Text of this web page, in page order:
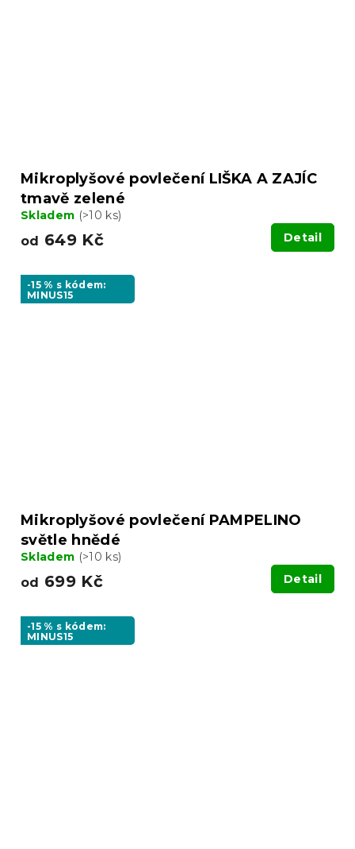
Mikroplyšové povlečení LIŠKA A ZAJÍC
tmavě zelené
Skladem (>10 ks)
od 649 Kč Detail
-15 % s kódem:
MINUS15
Mikroplyšové povlečení PAMPELINO
světle hnědé
Skladem (>10 ks)
od 699 Kč Detail
-15 % s kódem:
MINUS15